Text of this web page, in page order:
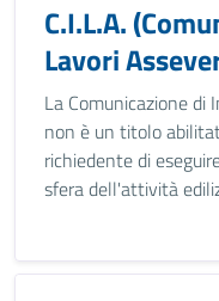
C.I.L.A.
Lavori
La Comunicazione di
non è un titolo
richiedente di
sfera dell'attività